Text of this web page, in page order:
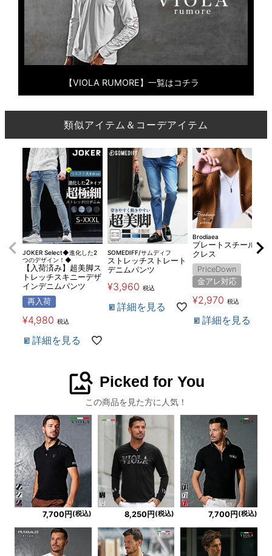
【VIOLA RUMORE】一覧はコチラ
類似アイテム＆コーデアイテム
JOKER Select◆進化した2
つのデザイン！◆
【入荷済み】超美脚ス
トレッチスキニーデザ
インデニムパンツ
再入荷
¥4,980 税込
詳細を見る
SOMEDIFF/サムディフ
ストレッチストレート
デニムパンツ
¥3,960 税込
詳細を見る
Brodiaea
プレートスチールネッ
クレス
PriceDown
金アレ対応
¥2,970 税込
詳細を見る
image_search Picked for You
この商品を見た方に人気！
7,700円 (税込) 8,250円 (税込) 7,700円 (税込)